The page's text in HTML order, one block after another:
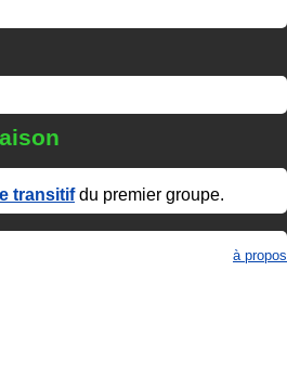
transitifdu premier groupe.
à propos